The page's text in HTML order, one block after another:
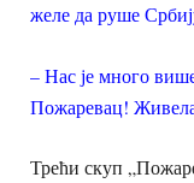
желе да руше
– Нас је много
Пожаревац!
Трећи скуп